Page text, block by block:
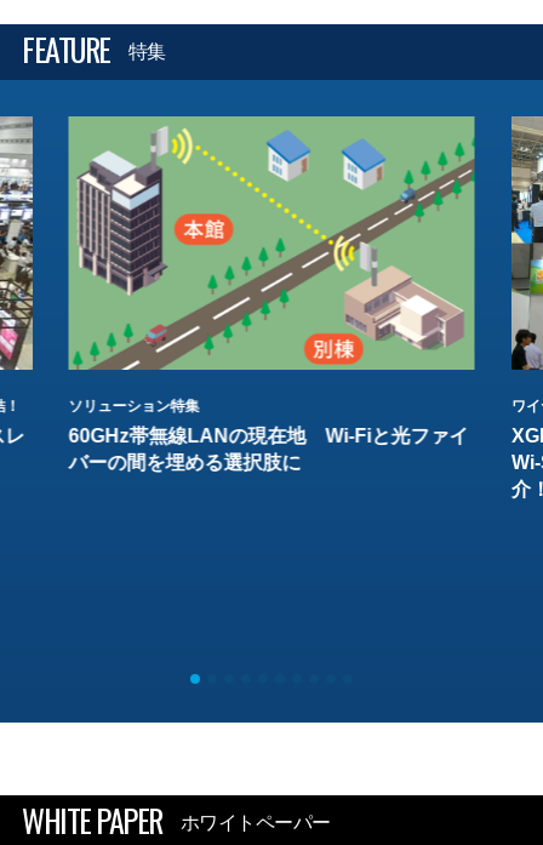
FEATURE 特集
レ
ソリューション特集
60GHz帯無線LANの現在地 Wi-Fiと光ファイ
バーの間を埋める選択肢に
ワ
介
WHITE PAPER ホワイトペーパー